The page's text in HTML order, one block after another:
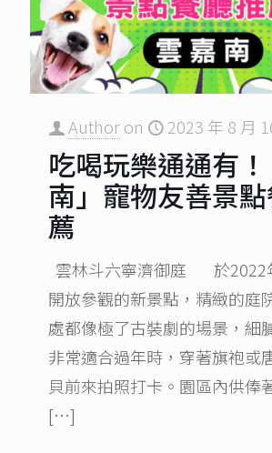
Authoron 2023 年 8 月
吃喝玩樂通通有
南」寵物友善景
薦
雲林斗六寧濟御庭 於2022
開放參觀的新景點，精緻的庭
處都像極了古裝劇的場景，細
非常適合過年時，穿著旗袍或
貝前來拍照打卡。園區內供俸
[…]